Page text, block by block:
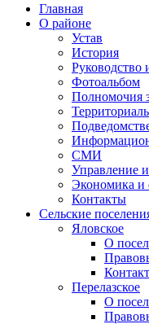
Главная
О районе
Устав
История
Руководство
Фотоальбом
Полномочия
СМИ
Управление
Экономика и
Контакты
Сельские
Яловское
О
Перелазское
О